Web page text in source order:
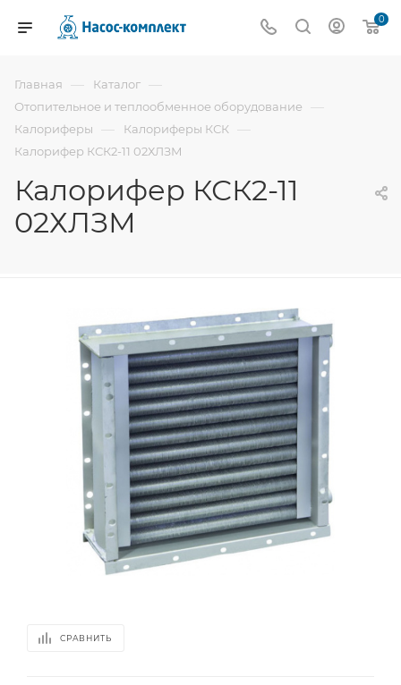
0
Главная — Каталог —
Отопительное и теплообменное оборудование —
Калориферы — Калориферы КСК —
Калорифер КСК2-11 02ХЛЗМ
Калорифер КСК2-11
02ХЛЗМ
СРАВНИТЬ